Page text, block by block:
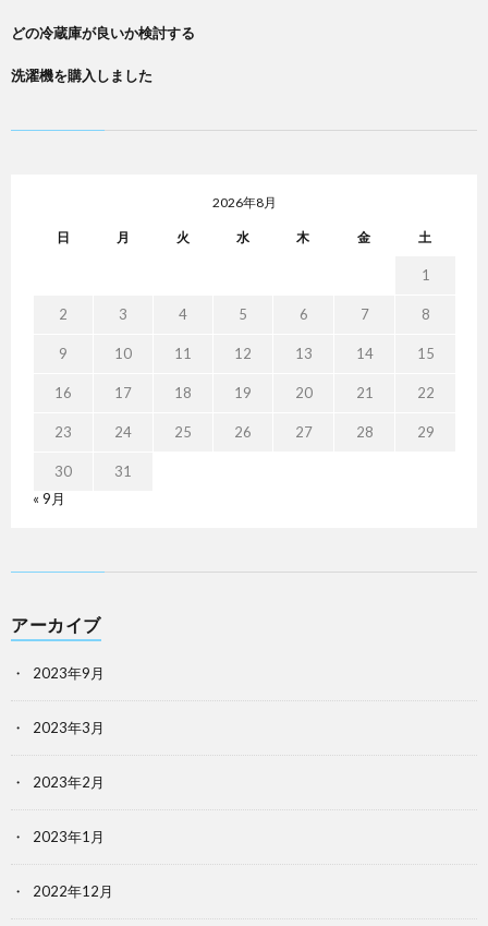
どの冷蔵庫が良いか検討する
洗濯機を購入しました
2026年8月
日 月 火 水 木 金 土
1
2 3 4 5 6 7 8
9 10 11 12 13 14 15
16 17 18 19 20 21 22
23 24 25 26 27 28 29
30
31
« 9月
アーカイブ
2023年9月
2023年3月
2023年2月
2023年1月
2022年12月